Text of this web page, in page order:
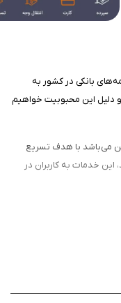
بانکی در کشور به
و دلیل این محبوبیت خواهیم
می‌باشد با هدف تسریع
این خدمات به کاربران در